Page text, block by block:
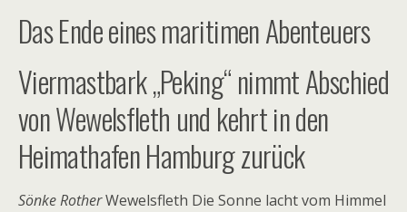
Das Ende eines maritimen Abenteuers
Viermastbark „Peking“ nimmt Abschied
von Wewelsfleth und kehrt in den
Heimathafen Hamburg zurück
Sönke RotherWewelsfleth Die Sonne lacht vom Himmel